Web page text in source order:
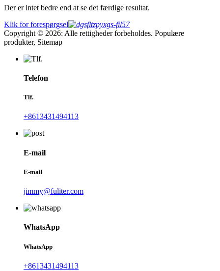
Der er intet bedre end at se det færdige resultat.
Klik for forespørgsel
Copyright © 2026: Alle rettigheder forbeholdes. Populære
produkter, Sitemap
Telefon
Tlf.
+8613431494113
E-mail
E-mail
jimmy@fuliter.com
WhatsApp
WhatsApp
+8613431494113